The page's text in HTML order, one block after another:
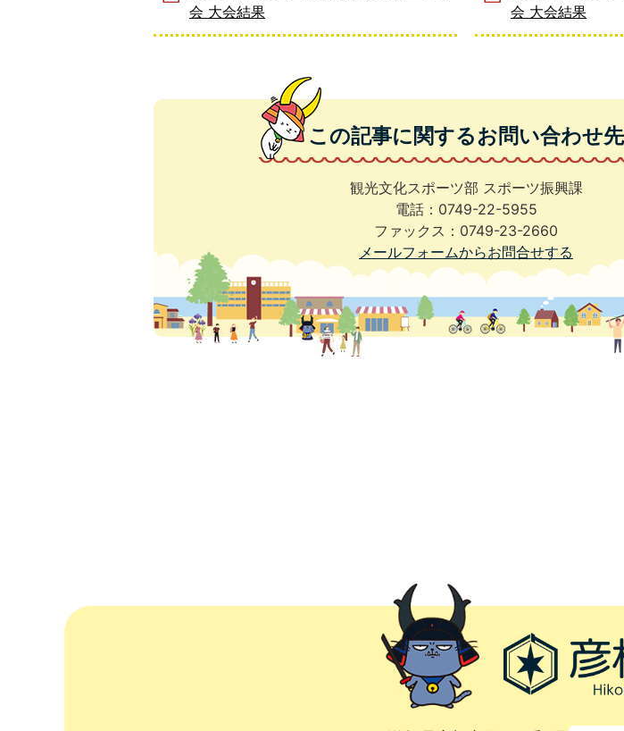
会 大会結果
会 大会結果
この記事に関するお問い合わせ先
観光文化スポーツ部 スポーツ振興課
電話：0749-22-5955
ファックス：0749-23-2660
メールフォームからお問合せする